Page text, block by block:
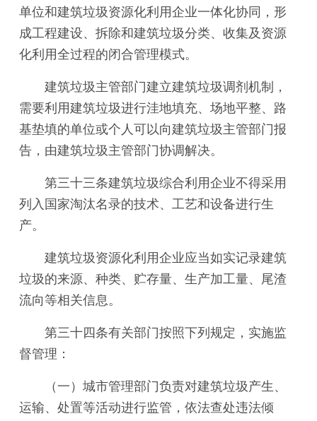
单位和建筑垃圾资源化利用企业一体化协同，形
成工程建设、拆除和建筑垃圾分类、收集及资源
化利用全过程的闭合管理模式。
建筑垃圾主管部门建立建筑垃圾调剂机制，
需要利用建筑垃圾进行洼地填充、场地平整、路
基垫填的单位或个人可以向建筑垃圾主管部门报
告，由建筑垃圾主管部门协调解决。
第三十三条建筑垃圾综合利用企业不得采用
列入国家淘汰名录的技术、工艺和设备进行生
产。
建筑垃圾资源化利用企业应当如实记录建筑
垃圾的来源、种类、贮存量、生产加工量、尾渣
流向等相关信息。
第三十四条有关部门按照下列规定，实施监
督管理：
（一）城市管理部门负责对建筑垃圾产生、
运输、处置等活动进行监管，依法查处违法倾